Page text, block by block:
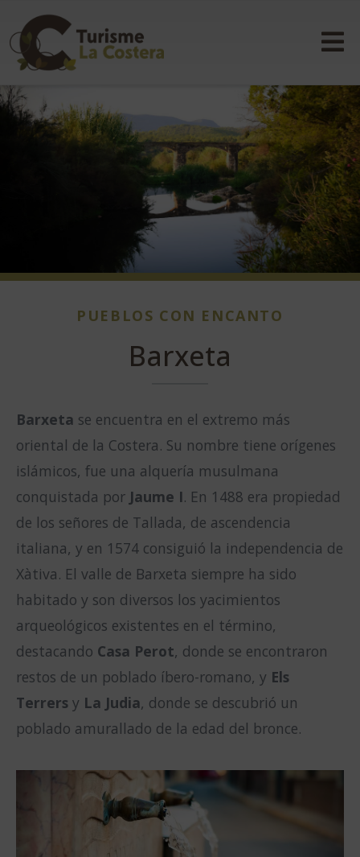
PUEBLOS CON ENCANTO
Barxeta
Barxeta se encuentra en el extremo más
oriental de la Costera. Su nombre tiene orígenes
islámicos, fue una alquería musulmana
conquistada por Jaume I. En 1488 era propiedad
de los señores de Tallada, de ascendencia
italiana, y en 1574 consiguió la independencia de
Xàtiva. El valle de Barxeta siempre ha sido
habitado y son diversos los yacimientos
arqueológicos existentes en el término,
destacando Casa Perot, donde se encontraron
restos de un poblado íbero-romano, y Els
Terrers y La Judia, donde se descubrió un
poblado amurallado de la edad del bronce.